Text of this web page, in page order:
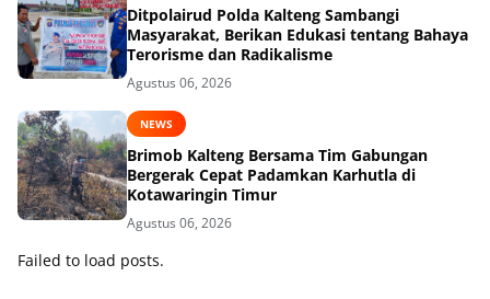
Ditpolairud Polda Kalteng Sambangi
Masyarakat, Berikan Edukasi tentang Bahaya
Terorisme dan Radikalisme
Agustus 06, 2026
NEWS
Brimob Kalteng Bersama Tim Gabungan
Bergerak Cepat Padamkan Karhutla di
Kotawaringin Timur
Agustus 06, 2026
Failed to load posts.